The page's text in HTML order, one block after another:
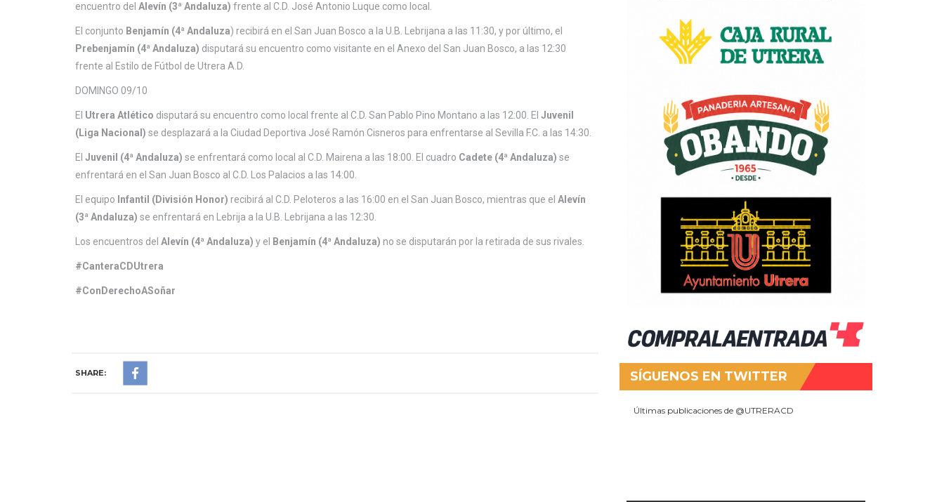
encuentro del Alevín (3ª Andaluza) frente al C.D. José Antonio Luque como local.
El conjunto Benjamín (4ª Andaluza) recibirá en el San Juan Bosco a la U.B. Lebrijana a las 11:30, y por último, el
Prebenjamín (4ª Andaluza) disputará su encuentro como visitante en el Anexo del San Juan Bosco, a las 12:30
frente al Estilo de Fútbol de Utrera A.D.
DOMINGO 09/10
El Utrera Atlético disputará su encuentro como local frente al C.D. San Pablo Pino Montano a las 12:00. El Juvenil
(Liga Nacional) se desplazará a la Ciudad Deportiva José Ramón Cisneros para enfrentarse al Sevilla F.C. a las 14:30.
El Juvenil (4ª Andaluza) se enfrentará como local al C.D. Mairena a las 18:00. El cuadro Cadete (4ª Andaluza) se
enfrentará en el San Juan Bosco al C.D. Los Palacios a las 14:00.
El equipo Infantil (División Honor) recibirá al C.D. Peloteros a las 16:00 en el San Juan Bosco, mientras que el Alevín
(3ª Andaluza) se enfrentará en Lebrija a la U.B. Lebrijana a las 12:30.
Los encuentros del Alevín (4ª Andaluza) y el Benjamín (4ª Andaluza) no se disputarán por la retirada de sus rivales.
#CanteraCDUtrera
#ConDerechoASoñar
SHARE: SÍGUENOS EN TWITTER
Últimas publicaciones de @UTRERACD